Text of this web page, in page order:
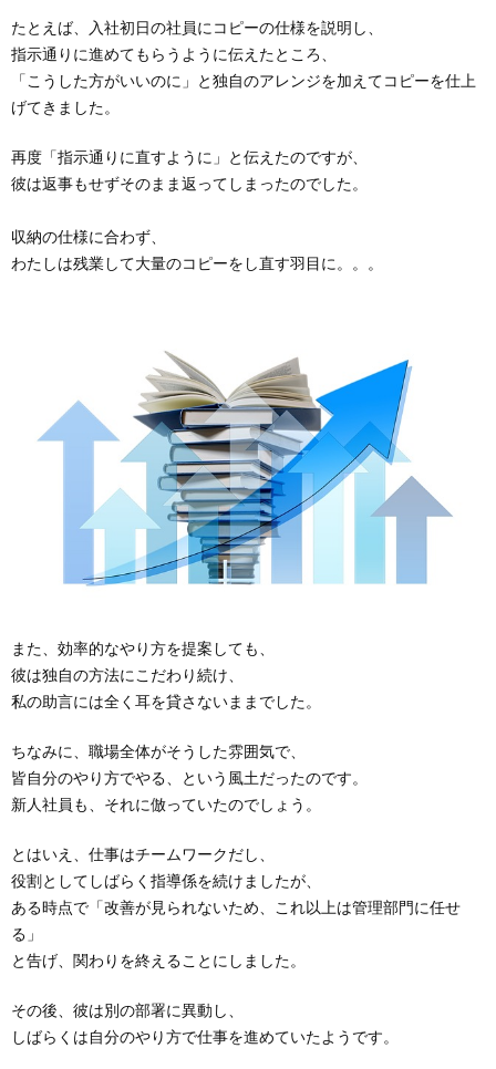
たとえば、入社初日の社員にコピーの仕様を説明し、
指示通りに進めてもらうように伝えたところ、
「こうした方がいいのに」と独自のアレンジを加えてコピーを仕上
げてきました。
再度「指示通りに直すように」と伝えたのですが、
彼は返事もせずそのまま返ってしまったのでした。
収納の仕様に合わず、
わたしは残業して大量のコピーをし直す羽目に。。。
また、効率的なやり方を提案しても、
彼は独自の方法にこだわり続け、
私の助言には全く耳を貸さないままでした。
ちなみに、職場全体がそうした雰囲気で、
皆自分のやり方でやる、という風土だったのです。
新人社員も、それに倣っていたのでしょう。
とはいえ、仕事はチームワークだし、
役割としてしばらく指導係を続けましたが、
ある時点で「改善が見られないため、これ以上は管理部門に任せ
る」
と告げ、関わりを終えることにしました。
その後、彼は別の部署に異動し、
しばらくは自分のやり方で仕事を進めていたようです。